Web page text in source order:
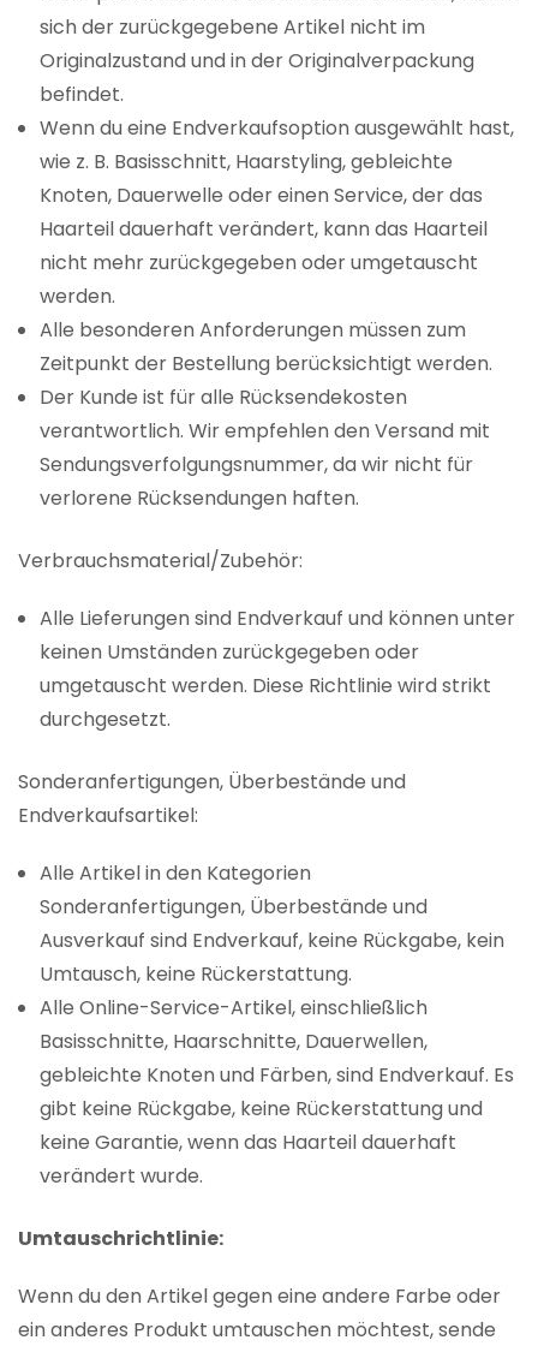
sich der zurückgegebene Artikel nicht im
Originalzustand und in der Originalverpackung
befindet.
Wenn du eine Endverkaufsoption ausgewählt hast,
wie z. B. Basisschnitt, Haarstyling, gebleichte
Knoten, Dauerwelle oder einen Service, der das
Haarteil dauerhaft verändert, kann das Haarteil
nicht mehr zurückgegeben oder umgetauscht
werden.
Alle besonderen Anforderungen müssen zum
Zeitpunkt der Bestellung berücksichtigt werden.
Der Kunde ist für alle Rücksendekosten
verantwortlich. Wir empfehlen den Versand mit
Sendungsverfolgungsnummer, da wir nicht für
verlorene Rücksendungen haften.
Verbrauchsmaterial/Zubehör:
Alle Lieferungen sind Endverkauf und können unter
keinen Umständen zurückgegeben oder
umgetauscht werden. Diese Richtlinie wird strikt
durchgesetzt.
Sonderanfertigungen, Überbestände und
Endverkaufsartikel:
Alle Artikel in den Kategorien
Sonderanfertigungen, Überbestände und
Ausverkauf sind Endverkauf, keine Rückgabe, kein
Umtausch, keine Rückerstattung.
Alle Online-Service-Artikel, einschließlich
Basisschnitte, Haarschnitte, Dauerwellen,
gebleichte Knoten und Färben, sind Endverkauf. Es
gibt keine Rückgabe, keine Rückerstattung und
keine Garantie, wenn das Haarteil dauerhaft
verändert wurde.
Umtauschrichtlinie:
Wenn du den Artikel gegen eine andere Farbe oder
ein anderes Produkt umtauschen möchtest, sende